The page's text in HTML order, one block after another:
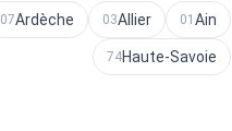
Ain
01
Allier
03
Ardèche
07
Haute-Savoie
74